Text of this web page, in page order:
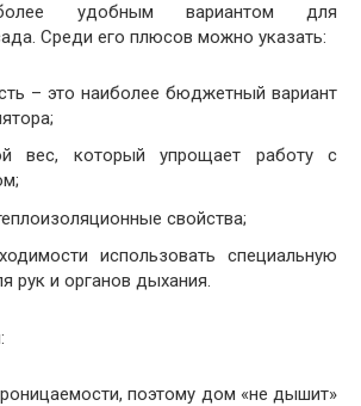
удобным вариантом для
Среди его плюсов можно указать:
– это наиболее бюджетный вариант
вес, который упрощает работу с
свойства;
использовать специальную
рук и органов дыхания.
поэтому дом «не дышит»